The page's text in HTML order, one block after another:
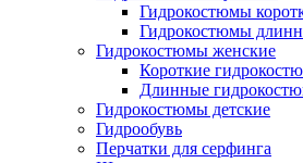
Гидрокостюмы
Гидрокостюмы
Гидрокостюмы женские
Короткие
Длинные
Гидрокостюмы детские
Гидрообувь
Перчатки для серфинга